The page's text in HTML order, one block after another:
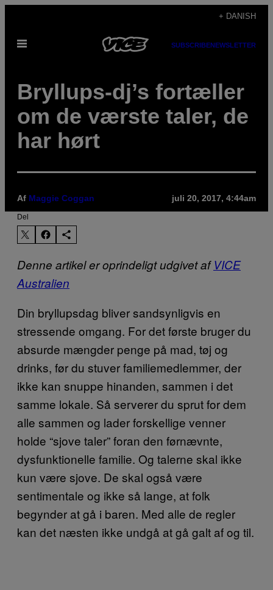
indhold
+ DANISH
Åbn
SUBSCRIBENEWSLETTER
Bryllups-dj’s fortæller
om de værste taler, de
har hørt
Af Maggie Coggan juli 20, 2017, 4:44am
Del
Denne artikel er oprindeligt udgivet afVICE
Australien
Din bryllupsdag bliver sandsynligvis en
stressende omgang. For det første bruger du
absurde mængder penge på mad, tøj og
drinks, før du stuver familiemedlemmer, der
ikke kan snuppe hinanden, sammen i det
samme lokale. Så serverer du sprut for dem
alle sammen og lader forskellige venner
holde “sjove taler” foran den førnævnte,
dysfunktionelle familie. Og talerne skal ikke
kun være sjove. De skal også være
sentimentale og ikke så lange, at folk
begynder at gå i baren. Med alle de regler
kan det næsten ikke undgå at gå galt af og til.